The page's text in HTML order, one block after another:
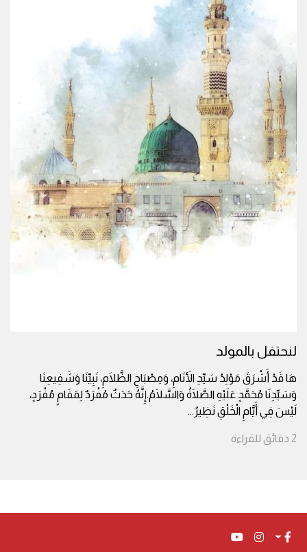
لنحتفل بالمولد
هَا قَدْ أَشْرَقَ مَوْلِدُ سَيِّدِ الأَنَامِ، وَمِصْبَاحِ الظَّلَامِ، نَبِيِّنَا وَشَفِيعِنَا
وَسَيِّدِنَا مُحَمَّدٍ عَلَيْهِ الصَّلَاةُ وَالسَّلَامُ.إِنَّهُ حَدَثٌ مُفْرَدٌ لِمَقَامٍ مُفْرَدٍ،
لَيْسَ فِي أَيَّامِ الْخَلْقِ نَظِيرٌ...
2 دقائق للقراءة